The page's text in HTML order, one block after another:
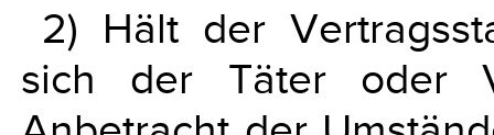
2) Hält der
sich der Täter oder